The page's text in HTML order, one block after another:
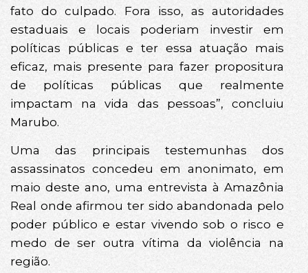
fato do culpado. Fora isso, as autoridades
estaduais e locais poderiam investir em
políticas públicas e ter essa atuação mais
eficaz, mais presente para fazer propositura
de políticas públicas que realmente
impactam na vida das pessoas”, concluiu
Marubo.
Uma das principais testemunhas dos
assassinatos concedeu em anonimato, em
maio deste ano, uma entrevista à Amazônia
Real onde afirmou ter sido abandonada pelo
poder público e estar vivendo sob o risco e
medo de ser outra vítima da violência na
região.